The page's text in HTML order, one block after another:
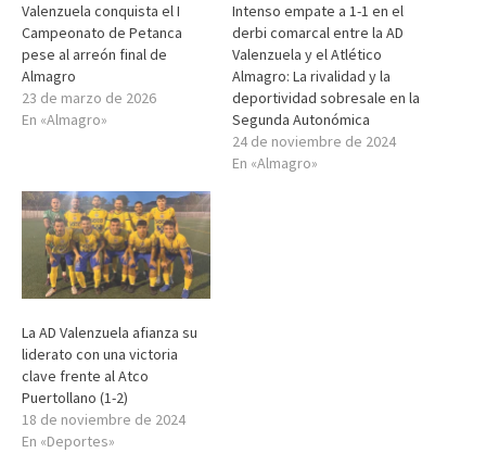
Valenzuela conquista el I
Campeonato de Petanca
pese al arreón final de
Almagro
23 de marzo de 2026
En «Almagro»
Intenso empate a 1-1 en el
derbi comarcal entre la AD
Valenzuela y el Atlético
Almagro: La rivalidad y la
deportividad sobresale en la
Segunda Autonómica
24 de noviembre de 2024
En «Almagro»
La AD Valenzuela afianza su
liderato con una victoria
clave frente al Atco
Puertollano (1-2)
18 de noviembre de 2024
En «Deportes»